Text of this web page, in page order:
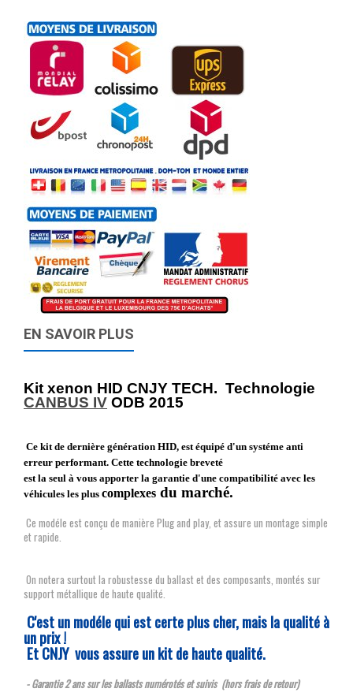
EN SAVOIR PLUS
Kit xenon HID CNJY TECH. Technologie
CANBUS IV ODB 2015
Ce kit de dernière génération HID, est équipé d'un systéme anti
erreur performant. Cette technologie breveté
est la seul à vous apporter la garantie d'une compatibilité avec les
véhicules les plus complexes du marché.
Ce modéle est conçu de manière Plug and play, et assure un montage simple
et rapide.
On notera surtout la robustesse du ballast et des composants, montés sur
support métallique de haute qualité.
C'est un modéle qui est certe plus cher, mais la qualité à
un prix !
Et CNJY vous assure un kit de haute qualité.
- Garantie 2 ans sur les ballasts numérotés et suivis (hors frais de retour)